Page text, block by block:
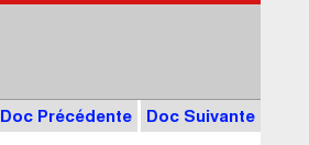
Doc Précédente Doc Suivante